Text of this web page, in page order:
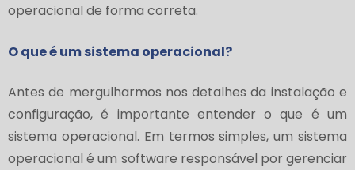
operacional de forma correta.
O que é um sistema operacional?
Antes de mergulharmos nos detalhes da instalação e
configuração, é importante entender o que é um
sistema operacional. Em termos simples, um sistema
operacional é um software responsável por gerenciar